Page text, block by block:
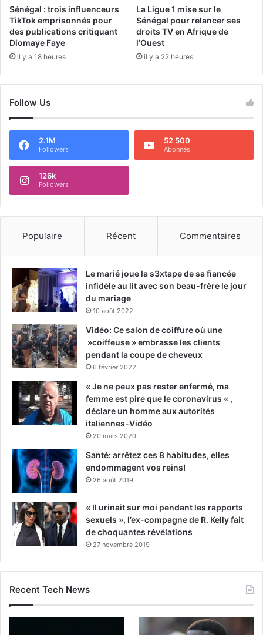
Sénégal : trois influenceurs
TikTok emprisonnés pour
des publications critiquant
Diomaye Faye
il y a 18 heures
La Ligue 1 mise sur le
Sénégal pour relancer ses
droits TV en Afrique de
l’Ouest
il y a 22 heures
Follow Us
2.1M
Followers
52 500
Abonnés
126k
Followers
Populaire Récent Commentaires
Le marié joue la s3xtape de sa fiancée
infidèle au lit avec son beau-frère le jour
du mariage
10 août 2022
Vidéo: Ce salon de coiffure où une
»coiffeuse » embrasse les clients
pendant la coupe de cheveux
6 février 2022
« Je ne peux pas rester enfermé, ma
femme est pire que le coronavirus « ,
déclare un homme aux autorités
italiennes-Vidéo
20 mars 2020
Santé: arrêtez ces 8 habitudes, elles
endommagent vos reins!
26 août 2019
« Il urinait sur moi pendant les rapports
sexuels », l’ex-compagne de R. Kelly fait
de choquantes révélations
27 novembre 2019
Recent Tech News